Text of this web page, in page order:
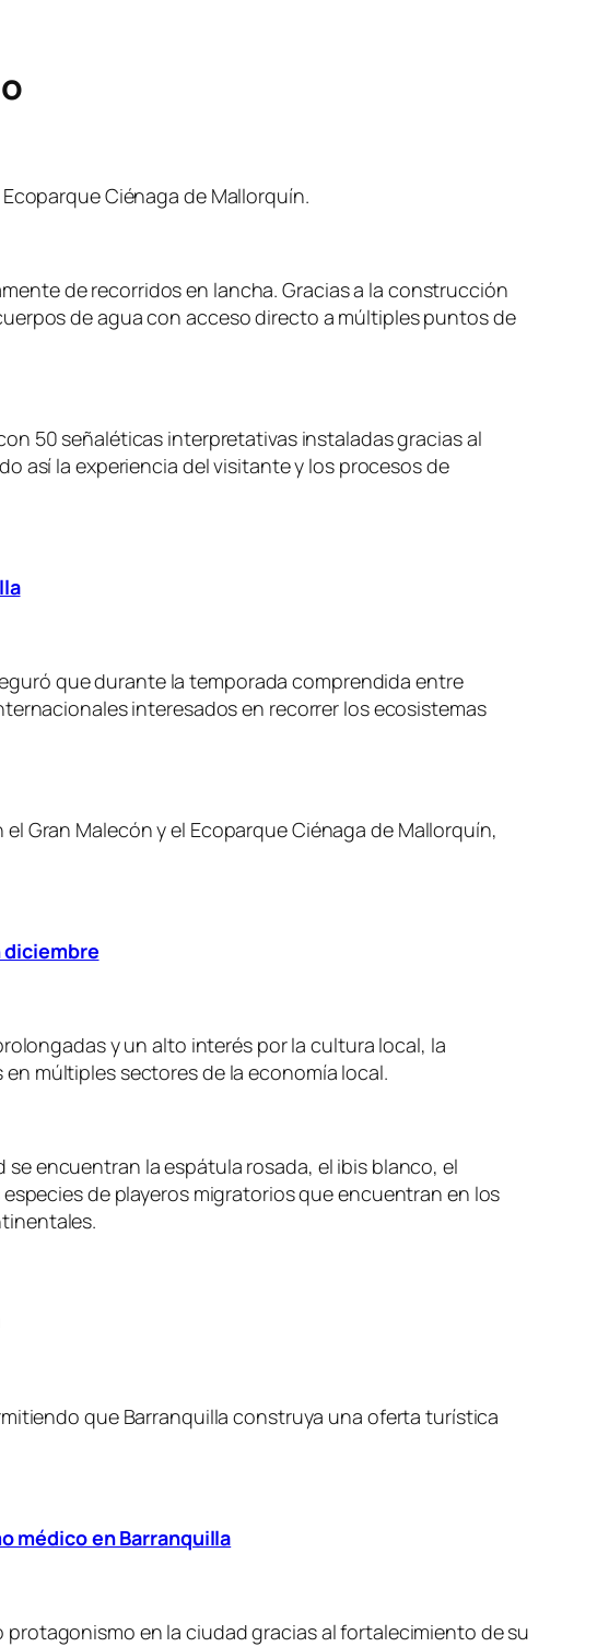
Ciénaga de Mallorquín.
de recorridos en lancha. Gracias a la construcción
de agua con acceso directo a múltiples puntos de
50 señaléticas interpretativas instaladas gracias al
así la experiencia del visitante y los procesos de
que durante la temporada comprendida entre
interesados en recorrer los ecosistemas
Gran Malecón y el Ecoparque Ciénaga de Mallorquín,
diciembre
y un alto interés por la cultura local, la
múltiples sectores de la economía local.
encuentran la espátula rosada, el ibis blanco, el
de playeros migratorios que encuentran en los
que Barranquilla construya una oferta turística
médico en Barranquilla
en la ciudad gracias al fortalecimiento de su